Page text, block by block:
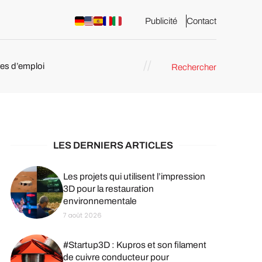
Publicité Contact
d’emploi Rechercher
LES DERNIERS ARTICLES
Les projets qui utilisent l’impression
3D pour la restauration
environnementale
7 août 2026
#Startup3D : Kupros et son filament
de cuivre conducteur pour